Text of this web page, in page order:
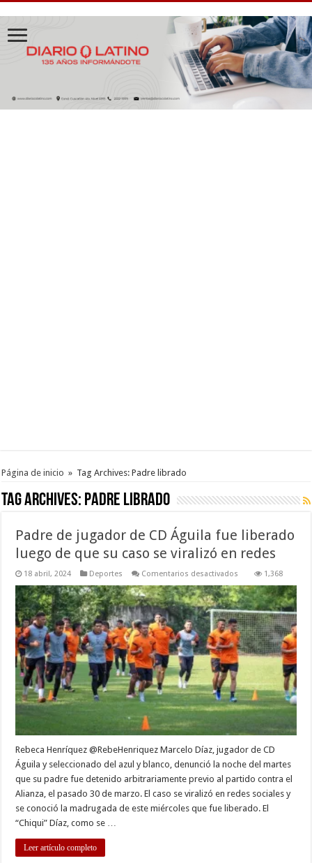
Página de inicio » Tag Archives: Padre librado
Tag Archives: Padre librado
Padre de jugador de CD Águila fue liberado
luego de que su caso se viralizó en redes
18 abril, 2024 Deportes Comentarios desactivados
de
jugador
de
CD
Águila
fue
liberado
luego
de
que
su
caso
se
viralizó
1,368
Rebeca Henríquez @RebeHenriquez Marcelo Díaz, jugador de CD
Águila y seleccionado del azul y blanco, denunció la noche del martes
que su padre fue detenido arbitrariamente previo al partido contra el
Alianza, el pasado 30 de marzo. El caso se viralizó en redes sociales y
se conoció la madrugada de este miércoles que fue liberado. El
“Chiqui” Díaz, como se …
Leer artículo completo